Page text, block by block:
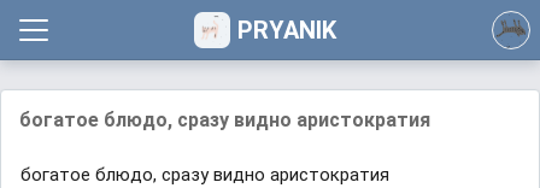
PRYANIK
богатое блюдо, сразу видно аристократия
богатое блюдо, сразу видно аристократия